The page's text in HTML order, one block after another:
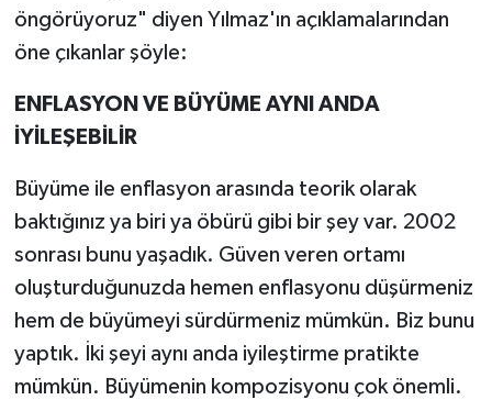
öngörüyoruz" diyen Yılmaz'ın açıklamalarından
öne çıkanlar şöyle:
ENFLASYON VE BÜYÜME AYNI ANDA
İYİLEŞEBİLİR
Büyüme ile enflasyon arasında teorik olarak
baktığınız ya biri ya öbürü gibi bir şey var. 2002
sonrası bunu yaşadık. Güven veren ortamı
oluşturduğunuzda hemen enflasyonu düşürmeniz
hem de büyümeyi sürdürmeniz mümkün. Biz bunu
yaptık. İki şeyi aynı anda iyileştirme pratikte
mümkün. Büyümenin kompozisyonu çok önemli.